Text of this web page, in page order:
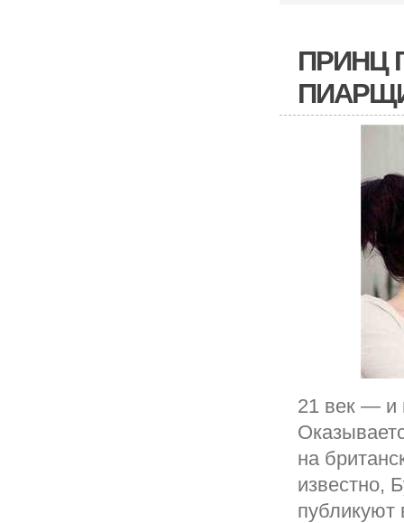
ПРИНЦ
21 век — и
на
известно,
публикуют